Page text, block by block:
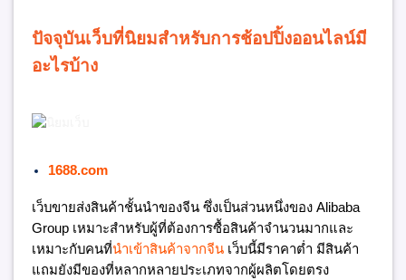
ปัจจุบันเว็บที่นิยมสำหรับการช้อปปิ้งออนไลน์มี
อะไรบ้าง
1688.com
เว็บขายส่งสินค้าชั้นนำของจีน ซึ่งเป็นส่วนหนึ่งของ Alibaba
Group เหมาะสำหรับผู้ที่ต้องการซื้อสินค้าจำนวนมากและ
เหมาะกับคนที่นำเข้าสินค้าจากจีน เว็บนี้มีราคาต่ำ มีสินค้า
แถมยังมีของที่หลากหลายประเภทจากผู้ผลิตโดยตรง